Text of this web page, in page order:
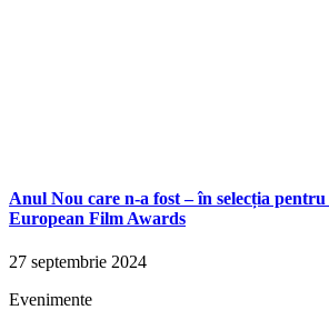
Anul Nou care n-a fost – în selecția
European Film Awards
27 septembrie 2024
Evenimente